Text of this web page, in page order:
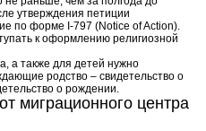
утверждения петиции
по форме I-797 (Notice of Action).
к оформлению религиозной
а также для детей нужно
родство – свидетельство о
о рождении.
миграционного центра